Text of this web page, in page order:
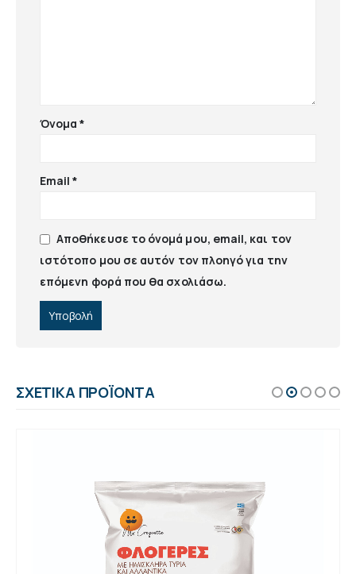
Όνομα*
Email*
Αποθήκευσε το όνομά μου, email, και τον
ιστότοπο μου σε αυτόν τον πλοηγό για την
επόμενη φορά που θα σχολιάσω.
ΣΧΕΤΙΚΆ ΠΡΟΪΌΝΤΑ